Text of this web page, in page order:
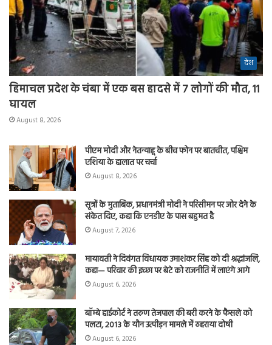
देश
हिमाचल प्रदेश के चंबा में एक बस हादसे में 7 लोगों की मौत, 11
घायल
August 8, 2026
पीएम मोदी और नेतन्याहू के बीच फोन पर बातचीत, पश्चिम
एशिया के हालात पर चर्चा
August 8, 2026
सूत्रों के मुताबिक, प्रधानमंत्री मोदी ने परिसीमन पर जोर देने के
संकेत दिए, कहा कि एनडीए के पास बहुमत है
August 7, 2026
मायावती ने दिवंगत विधायक उमाशंकर सिंह को दी श्रद्धांजलि,
कहा— परिवार की इच्छा पर बेटे को राजनीति में लाएंगे आगे
August 6, 2026
बॉम्बे हाईकोर्ट ने तरुण तेजपाल की बरी करने के फैसले को
पलटा, 2013 के यौन उत्पीड़न मामले में ठहराया दोषी
August 6, 2026